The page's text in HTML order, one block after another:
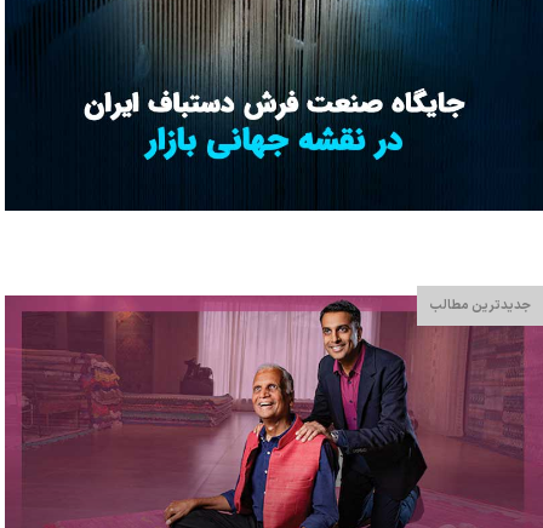
جدیدترین مطالب